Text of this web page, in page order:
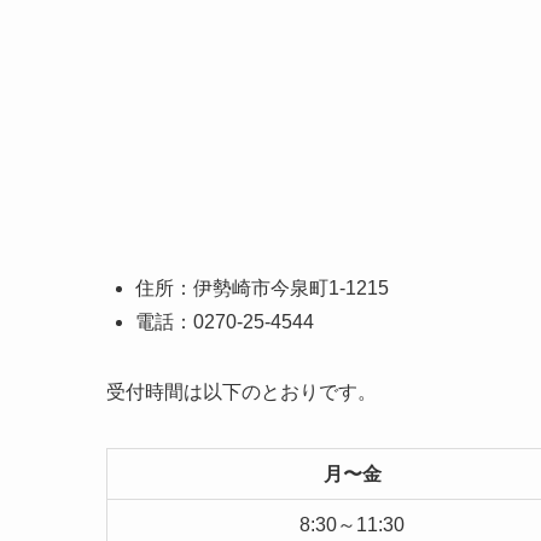
住所：伊勢崎市今泉町1-1215
電話：0270-25-4544
受付時間は以下のとおりです。
月〜金
8:30～11:30